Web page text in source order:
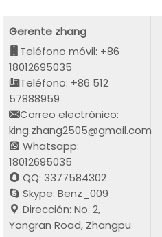
Gerente zhang
Teléfono móvil: +86
18012695035
Teléfono: +86 512
57888959
Correo electrónico:
king.zhang2505@gmail.com
Whatsapp:
18012695035
QQ: 3377584302
Skype: Benz_009
Dirección: No. 2,
Yongran Road, Zhangpu